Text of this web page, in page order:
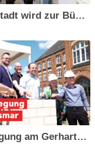
Wismars Altstadt wird zur Bühne - 15. Internationales Straßentheaterfest BOULEV∙ART
Grundsteinlegung am Gerhart-Hauptmann-Gymnasium